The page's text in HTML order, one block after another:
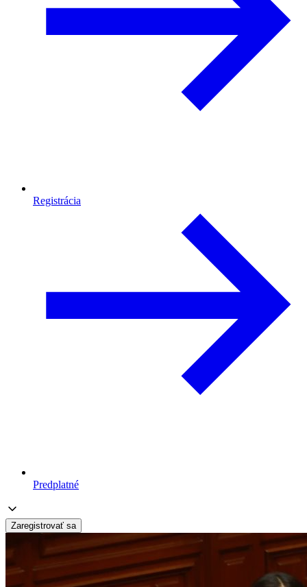
Registrácia
Predplatné
Zaregistrovať sa